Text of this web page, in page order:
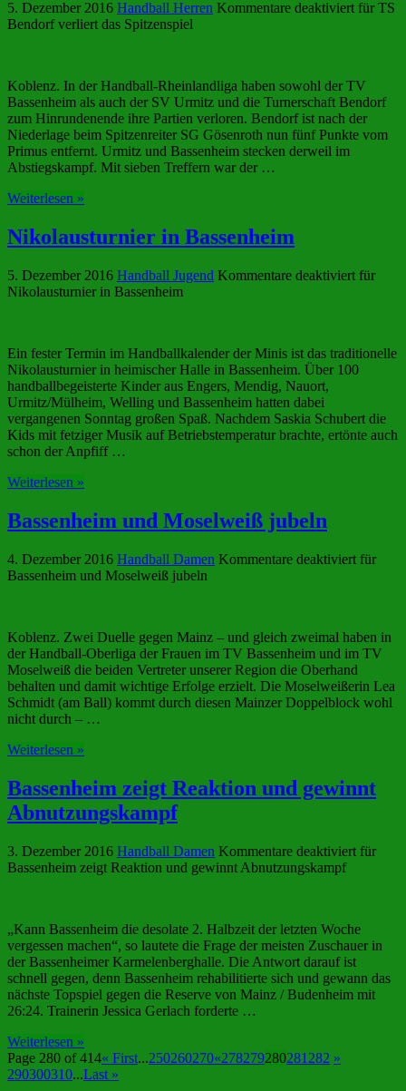
5. Dezember 2016 Handball Herren Kommentare deaktiviert für TS
Bendorf verliert das Spitzenspiel
Koblenz. In der Handball-Rheinlandliga haben sowohl der TV
Bassenheim als auch der SV Urmitz und die Turnerschaft Bendorf
zum Hinrundenende ihre Partien verloren. Bendorf ist nach der
Niederlage beim Spitzenreiter SG Gösenroth nun fünf Punkte vom
Primus entfernt. Urmitz und Bassenheim stecken derweil im
Abstiegskampf. Mit sieben Treffern war der …
Weiterlesen »
Nikolausturnier in Bassenheim
5. Dezember 2016 Handball Jugend Kommentare deaktiviert für
Nikolausturnier in Bassenheim
Ein fester Termin im Handballkalender der Minis ist das traditionelle
Nikolausturnier in heimischer Halle in Bassenheim. Über 100
handballbegeisterte Kinder aus Engers, Mendig, Nauort,
Urmitz/Mülheim, Welling und Bassenheim hatten dabei
vergangenen Sonntag großen Spaß. Nachdem Saskia Schubert die
Kids mit fetziger Musik auf Betriebstemperatur brachte, ertönte auch
schon der Anpfiff …
Weiterlesen »
Bassenheim und Moselweiß jubeln
4. Dezember 2016 Handball Damen Kommentare deaktiviert für
Bassenheim und Moselweiß jubeln
Koblenz. Zwei Duelle gegen Mainz – und gleich zweimal haben in
der Handball-Oberliga der Frauen im TV Bassenheim und im TV
Moselweiß die beiden Vertreter unserer Region die Oberhand
behalten und damit wichtige Erfolge erzielt. Die Moselweißerin Lea
Schmidt (am Ball) kommt durch diesen Mainzer Doppelblock wohl
nicht durch – …
Weiterlesen »
Bassenheim zeigt Reaktion und gewinnt
Abnutzungskampf
3. Dezember 2016 Handball Damen Kommentare deaktiviert für
Bassenheim zeigt Reaktion und gewinnt Abnutzungskampf
„Kann Bassenheim die desolate 2. Halbzeit der letzten Woche
vergessen machen“, so lautete die Frage der meisten Zuschauer in
der Bassenheimer Karmelenberghalle. Die Antwort darauf ist
schnell gegen, denn Bassenheim rehabilitierte sich und gewann das
nächste Topspiel gegen die Reserve von Mainz / Budenheim mit
26:24. Trainerin Jessica Gerlach forderte …
Weiterlesen »
Page 280 of 414« First...250260270«278279280281 282 »
290300310...Last »